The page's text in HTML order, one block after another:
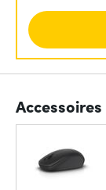
Accessoires